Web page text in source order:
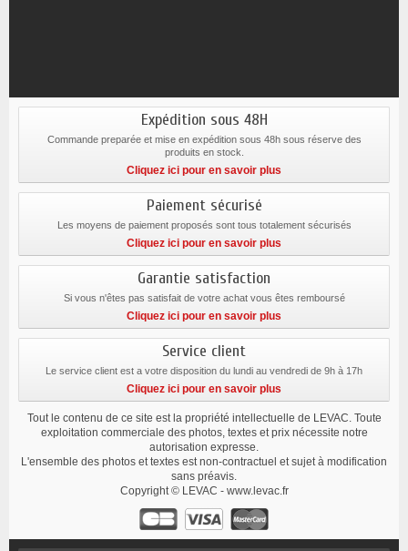
Expédition sous 48H
Commande preparée et mise en expédition sous 48h sous réserve des
produits en stock.
Cliquez ici pour en savoir plus
Paiement sécurisé
Les moyens de paiement proposés sont tous totalement sécurisés
Cliquez ici pour en savoir plus
Garantie satisfaction
Si vous n'êtes pas satisfait de votre achat vous êtes remboursé
Cliquez ici pour en savoir plus
Service client
Le service client est a votre disposition du lundi au vendredi de 9h à 17h
Cliquez ici pour en savoir plus
Tout le contenu de ce site est la propriété intellectuelle de LEVAC. Toute
exploitation commerciale des photos, textes et prix nécessite notre
autorisation expresse.
L'ensemble des photos et textes est non-contractuel et sujet à modification
sans préavis.
Copyright © LEVAC - www.levac.fr